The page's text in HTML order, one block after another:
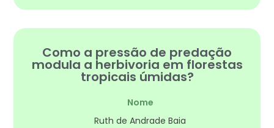
Como a pressão de predação
modula a herbivoria em florestas
tropicais úmidas?
Nome
Ruth de Andrade Baia